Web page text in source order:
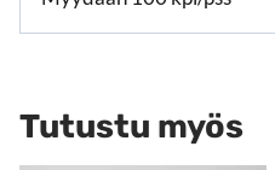
Tutustu myös